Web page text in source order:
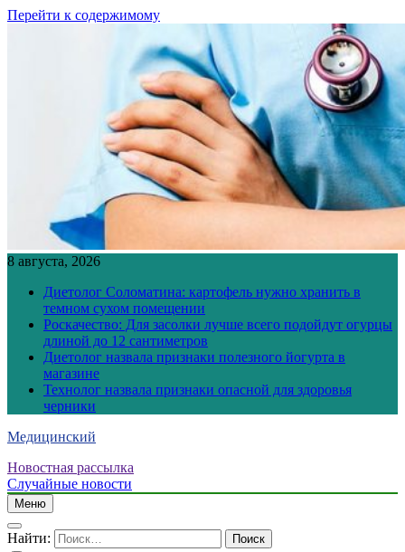
Перейти к содержимому
8 августа, 2026
Диетолог Соломатина: картофель нужно хранить в
темном сухом помещении
Роскачество: Для засолки лучше всего подойдут огурцы
длиной до 12 сантиметров
Диетолог назвала признаки полезного йогурта в
магазине
Технолог назвала признаки опасной для здоровья
черники
Медицинский
Новостная рассылка
Случайные новости
Меню
Найти: